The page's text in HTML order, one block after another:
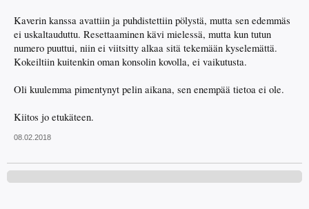
Kaverin kanssa avattiin ja puhdistettiin pölystä, mutta sen edemmäs
ei uskaltauduttu. Resettaaminen kävi mielessä, mutta kun tutun
numero puuttui, niin ei viitsitty alkaa sitä tekemään kyselemättä.
Kokeiltiin kuitenkin oman konsolin kovolla, ei vaikutusta.
Oli kuulemma pimentynyt pelin aikana, sen enempää tietoa ei ole.
Kiitos jo etukäteen.
08.02.2018